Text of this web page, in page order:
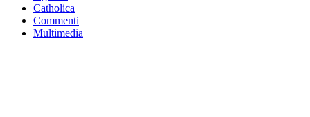
Catholica
Commenti
Multimedia